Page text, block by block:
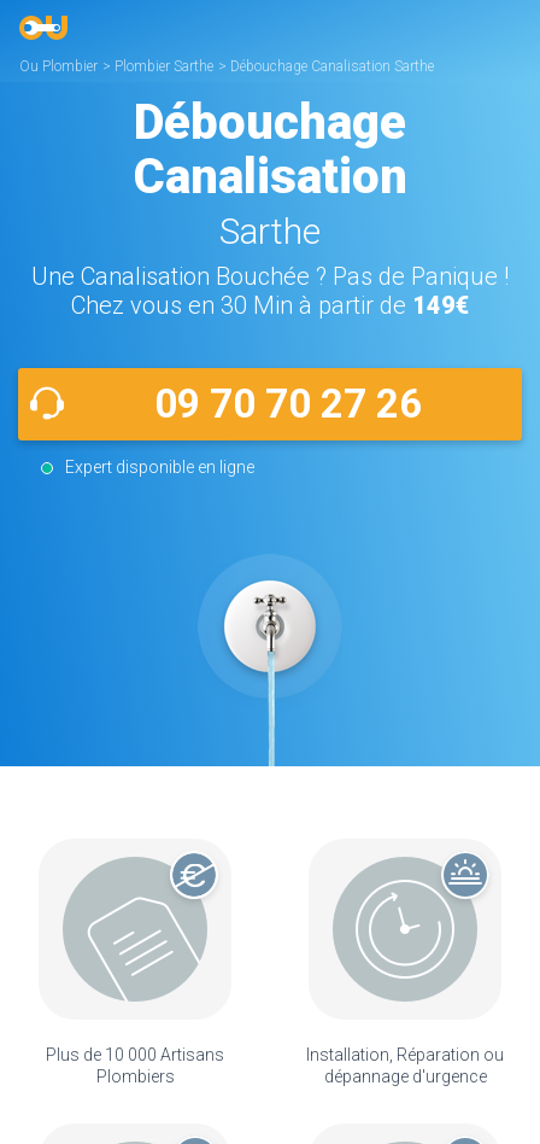
Ou Plombier > Plombier Sarthe > Débouchage Canalisation Sarthe
Débouchage
Canalisation
Sarthe
Une Canalisation Bouchée ? Pas de Panique !
Chez vous en 30 Min à partir de 149€
09 70 70 27 26
Expert disponible en ligne
Plus de 10 000 Artisans
Plombiers
Installation, Réparation ou
dépannage d'urgence